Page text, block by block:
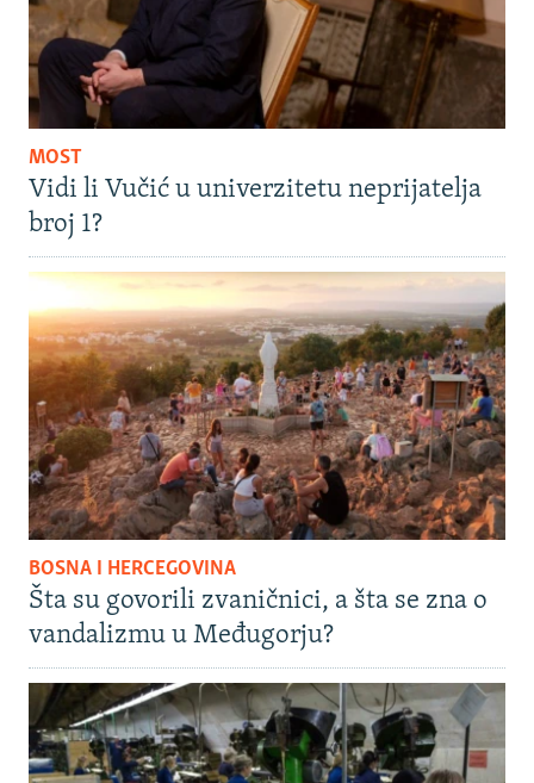
MOST
Vidi li Vučić u univerzitetu neprijatelja
broj 1?
BOSNA I HERCEGOVINA
Šta su govorili zvaničnici, a šta se zna o
vandalizmu u Međugorju?